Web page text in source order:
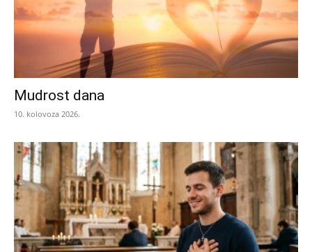
Mudrost dana
10. kolovoza 2026.